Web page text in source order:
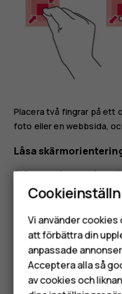
Tillbehör
Placera två fingrar på ett
foto eller en webbsida,
Låsa
Skärmen roteras
grader.
skärmens överkant och
Använda
För att se alla dina
sedan upp igen.
Vi använder
att förbättra din
anpassade
Acceptera alla så
av cookies och